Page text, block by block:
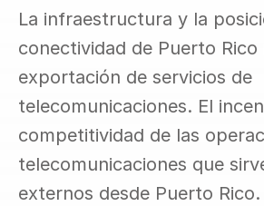
La infraestructura y la
conectividad de Puerto Rico
exportación de servicios de
telecomunicaciones. El
competitividad de las
telecomunicaciones que
externos desde Puerto Rico.